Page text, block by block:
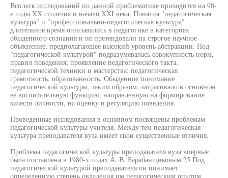
Всплеск исследований по данной проблематике приходится на 90-
е годы XX столетия и начало XXI века. Понятия "педагогическая
культура" и "профессионально-педагогическая культура"
длительное время описывались в педагогике в категориях
обыденного сознания и не претендовали на строгое научное
объяснение, предполагающее высокий уровень абстракции. Под
"педагогической культурой" подразумевалась совокупность норм,
правил поведения; проявление педагогического такта,
педагогической техники и мастерства; педагогическая
грамотность, образованность. Обыденное понимание
педагогической культуры, таким образом, затрагивало в основном
ее воспитательную функцию, направленную на формирование
качеств личности, на оценку и регуляцию поведения.
Проведенные исследования в основном посвящены проблемам
педагогической культуры учителя. Между тем педагогическая
культура преподавателя вуза имеет свои существенные отличия.
Проблема педагогической культуры преподавателя вуза впервые
была поставлена в 1980-х годах А. В. Барабанщиковым.25 Под
педагогической культурой преподавателя он понимает
определенную степень овладения им педагогическим опытом